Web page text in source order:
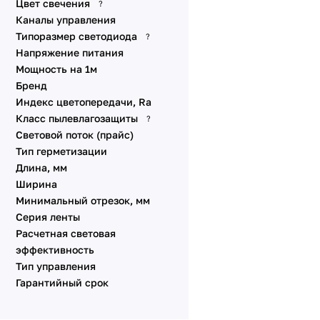
DMX
SPI
Стабилизированные IC
Питание от сети 230V
Специализированные
Линзованные
мм
мм
Аксессуары для
Цвет свечения
?
Каналы управления
Типоразмер светодиода
?
Напряжение питания
Мощность на 1м
Бренд
Индекс цветопередачи, Ra
Класс пылевлагозащиты
?
Световой поток (прайс)
Тип герметизации
Длина, мм
Ширина
Минимальный отрезок, мм
Серия ленты
Расчетная световая
эффективность
Тип управления
Гарантийный срок